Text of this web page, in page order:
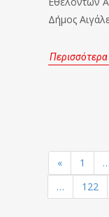
Δήμος
Περισσότερα
« 1 …
…
122